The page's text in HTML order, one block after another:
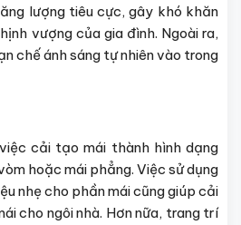
lượng tiêu cực, gây khó khăn
vượng của gia đình. Ngoài ra,
chế ánh sáng tự nhiên vào trong
cải tạo mái thành hình dạng
hoặc mái phẳng. Việc sử dụng
nhẹ cho phần mái cũng giúp cải
cho ngôi nhà. Hơn nữa, trang trí